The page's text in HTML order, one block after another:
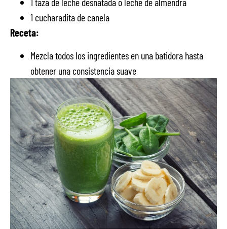
1 cucharadita de canela
Receta:
Mezcla todos los ingredientes en una batidora hasta
obtener una consistencia suave